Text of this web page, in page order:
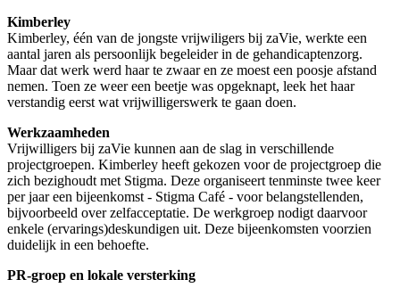
Kimberley
Kimberley, één van de jongste vrijwiligers bij zaVie, werkte een
aantal jaren als persoonlijk begeleider in de gehandicaptenzorg.
Maar dat werk werd haar te zwaar en ze moest een poosje afstand
nemen. Toen ze weer een beetje was opgeknapt, leek het haar
verstandig eerst wat vrijwilligerswerk te gaan doen.
Werkzaamheden
Vrijwilligers bij zaVie kunnen aan de slag in verschillende
projectgroepen. Kimberley heeft gekozen voor de projectgroep die
zich bezighoudt met Stigma. Deze organiseert tenminste twee keer
per jaar een bijeenkomst - Stigma Café - voor belangstellenden,
bijvoorbeeld over zelfacceptatie. De werkgroep nodigt daarvoor
enkele (ervarings)deskundigen uit. Deze bijeenkomsten voorzien
duidelijk in een behoefte.
PR-groep en lokale versterking